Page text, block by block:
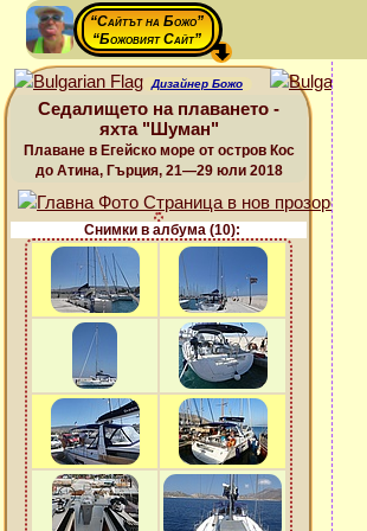
“Сайтът на Божо”
“Божовият Сайт”
Дизайнер Божо
Седалището на плаването -
яхта "Шуман"
Плаване в Егейско море от остров Кос
до Атина, Гърция, 21—29 юли 2018
Снимки в албума (10):